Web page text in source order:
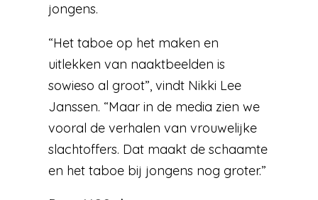
jongens.
“Het taboe op het maken en
uitlekken van naaktbeelden is
sowieso al groot”, vindt Nikki Lee
Janssen. “Maar in de media zien we
vooral de verhalen van vrouwelijke
slachtoffers. Dat maakt de schaamte
en het taboe bij jongens nog groter.”